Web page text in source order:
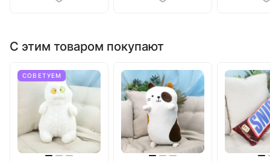
С этим товаром покупают
СОВЕТУЕМ